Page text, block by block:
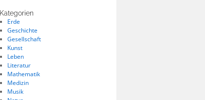
Kategorien
Erde
Geschichte
Gesellschaft
Kunst
Leben
Literatur
Mathematik
Medizin
Musik